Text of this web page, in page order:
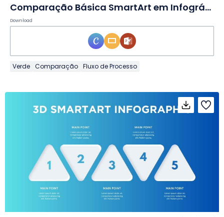
Comparação Básica SmartArt em Infográfico
Download
Verde Comparação Fluxo de Processo